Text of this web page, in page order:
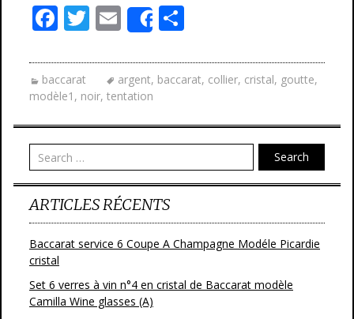
F
e
b
o
o
k
T
itt
er
E
m
ai
l
Share
ta
g
er
baccarat argent, baccarat, collier, cristal, goutte,
modèle1 , noir, tentation
Search
ARTICLES RÉCENTS
Baccarat service 6 Coupe A Champagne Modéle Picardie
cristal
Set 6 verres à vin n°4 en cristal de Baccarat modèle
Camilla Wine glasses (A)